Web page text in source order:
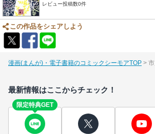
レビュー投稿数0件
この作品をシェアしよう
漫画(まんが)・電子書籍のコミックシーモアTOP
最新情報はここからチェック！
限定特典GET